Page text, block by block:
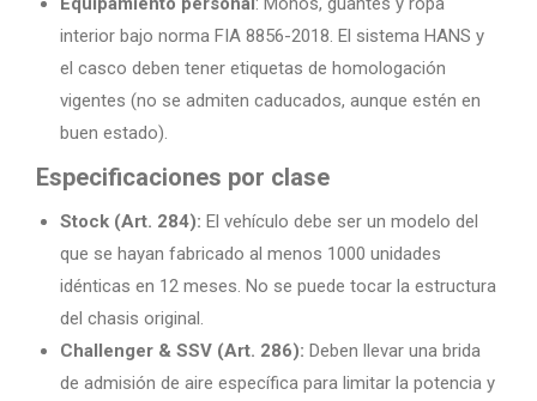
interior bajo norma FIA 8856-2018. El sistema HANS y
el casco deben tener etiquetas de homologación
vigentes (no se admiten caducados, aunque estén en
buen estado).
Especificaciones por clase
Stock (Art. 284): El vehículo debe ser un modelo del
que se hayan fabricado al menos 1000 unidades
idénticas en 12 meses. No se puede tocar la estructura
del chasis original.
Challenger & SSV (Art. 286): Deben llevar una brida
de admisión de aire específica para limitar la potencia y